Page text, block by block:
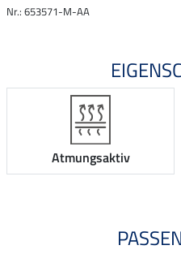
Nr.: 653571-M-AA
Atmungsaktiv